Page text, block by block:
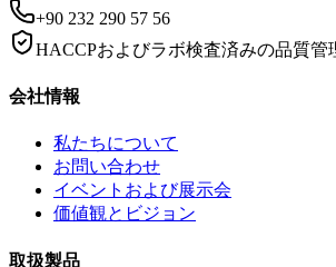
+90 232 290 57 56
HACCPおよびラボ検査済みの品質管
会社情報
私たちについて
お問い合わせ
イベントおよび展示会
価値観とビジョン
取扱製品